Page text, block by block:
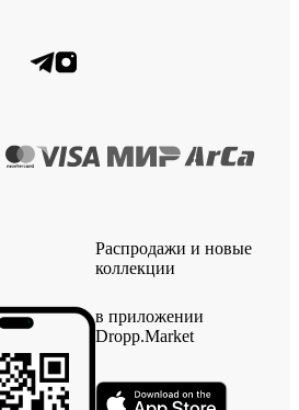
Распродажи и новые
коллекции
в приложении
Dropp.Market